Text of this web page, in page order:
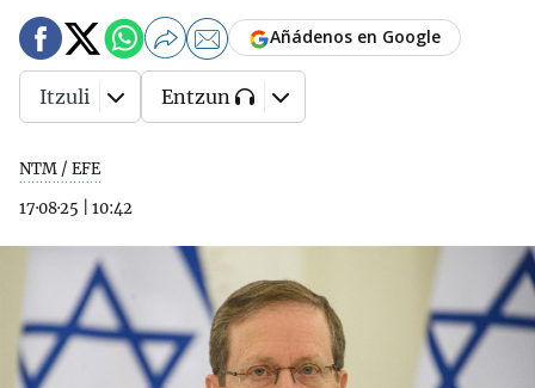
NTM / EFE
17·08·25
10:42
Añádenos en Google
Itzuli Entzun